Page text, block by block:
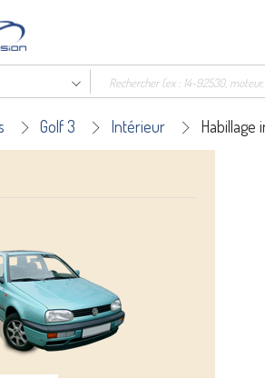
Golf 3 Intérieur Habillage